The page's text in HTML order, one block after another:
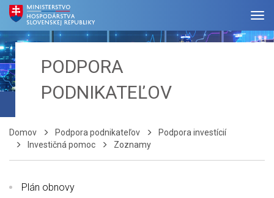
PODPORA
PODNIKATEĽOV
Domov Podpora podnikateľov
Podpora investícií
Investičná pomoc
Zoznamy
Plán obnovy